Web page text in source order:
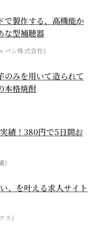
で製作する、高機能か
な型補聴器
パン株式会社)
のみを用いて造られて
本格焼酎
績！380円で5日間お
)
、を叶える求人サイト
ス)